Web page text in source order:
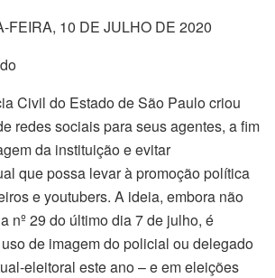
FEIRA, 10 DE JULHO DE 2020
Civil do Estado de São Paulo criou
redes sociais para seus agentes, a fim
da instituição e evitar
que possa levar à promoção política
e youtubers. A ideia, embora não
nº 29 do último dia 7 de julho, é
de imagem do policial ou delegado
eleitoral este ano – e em eleições